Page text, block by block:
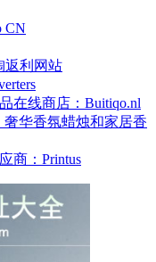
CN
返利网站
在线商店：Buitiqo.nl
奢华香氛蜡烛和家居香
商：Printus